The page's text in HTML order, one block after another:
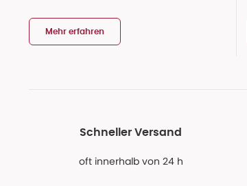
Mehr erfahren
Schneller Versand
oft innerhalb von 24 h